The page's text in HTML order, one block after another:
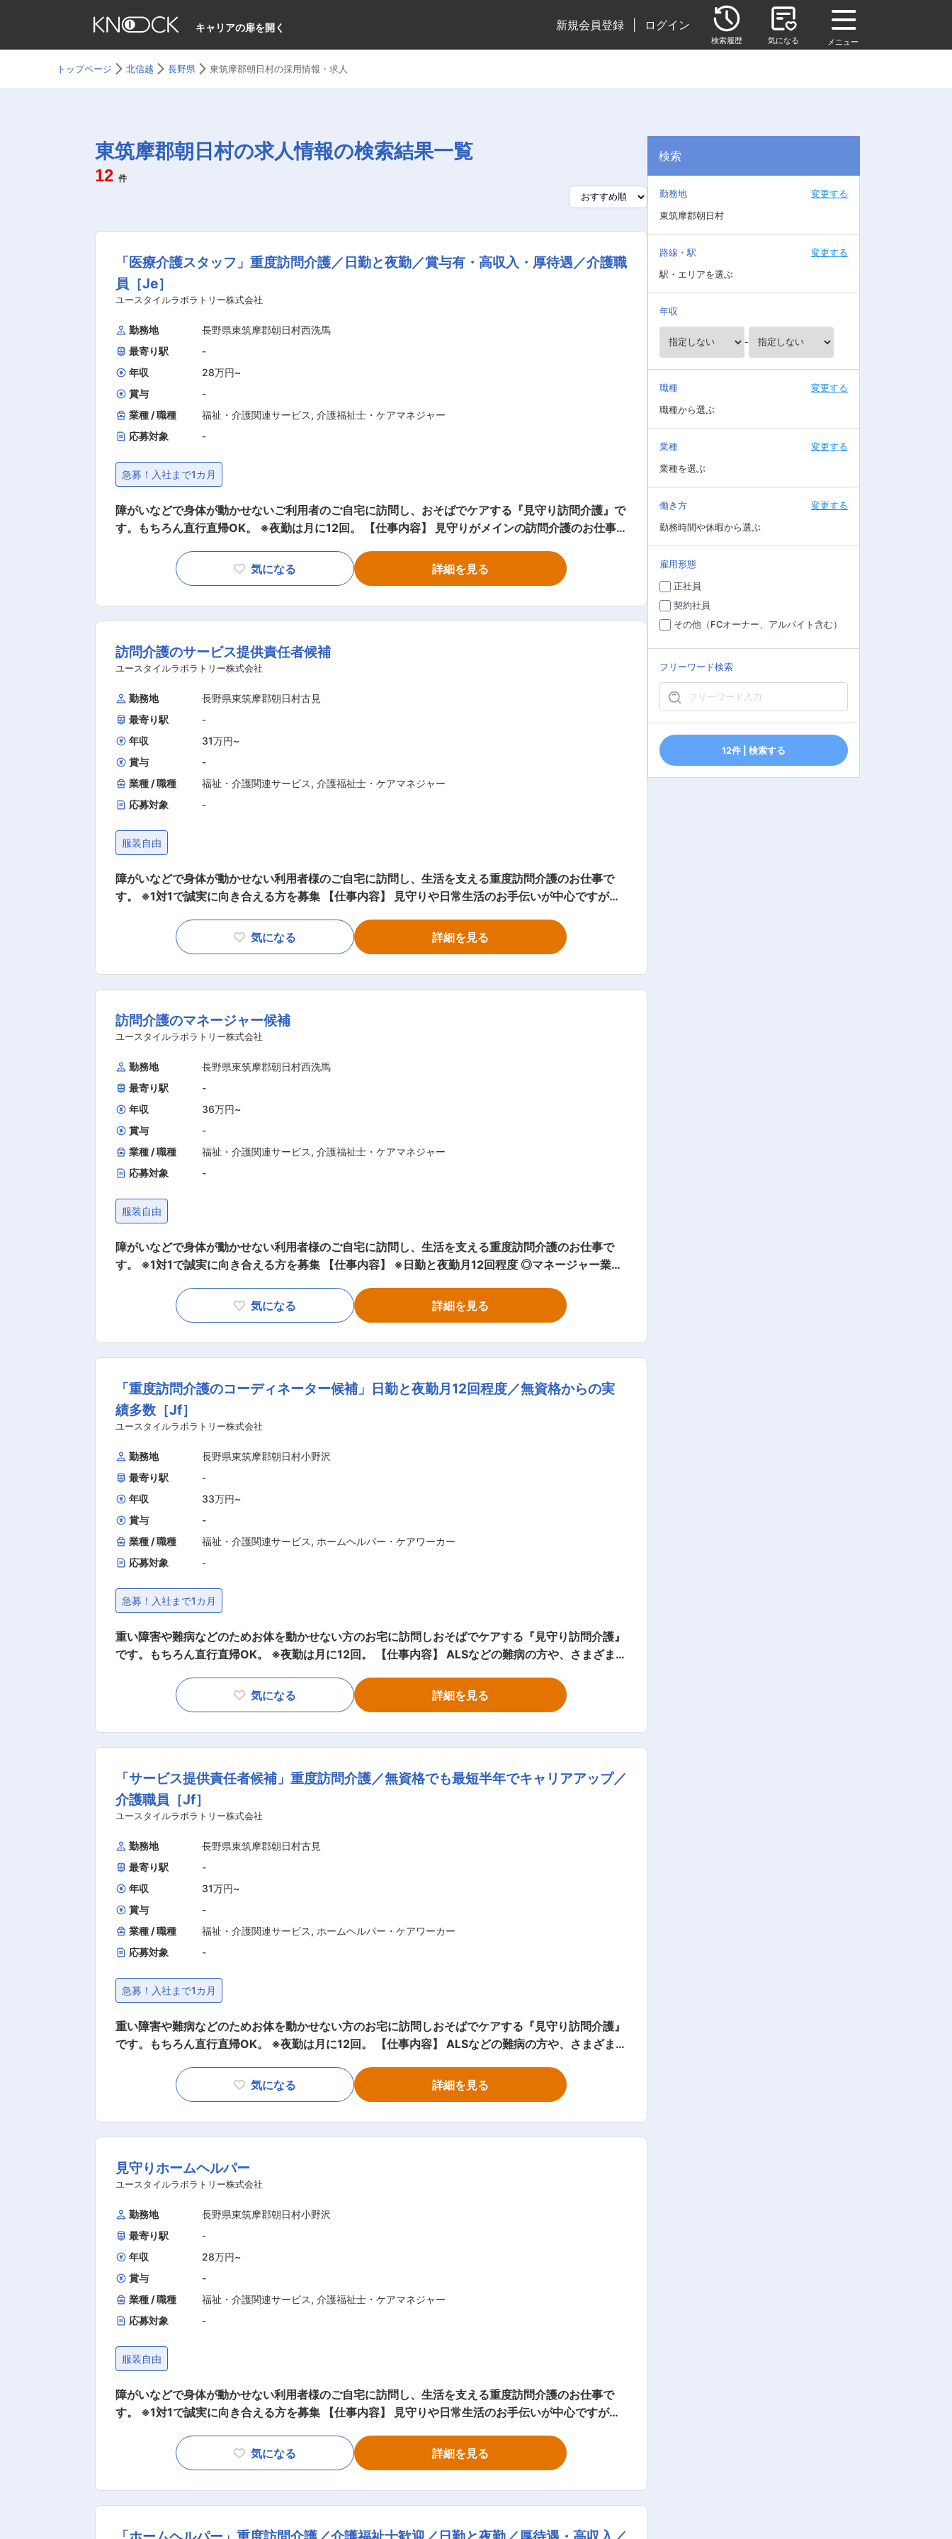
キャリアの扉を開く 新規会員登録 ログイン
検索履歴 気になる メニュー
トップページ 北信越 長野県 東筑摩郡朝日村の採用情報・求人
東筑摩郡朝日村の求人情報の検索結果一覧
12 件
「医療介護スタッフ」重度訪問介護／日勤と夜勤／賞与有・高収入・厚待遇／介護職
員［Je］
ユースタイルラボラトリー株式会社
勤務地
長野県東筑摩郡朝日村西洗馬
最寄り駅
-
年収
28万円~
賞与
-
業種 / 職種
福祉・介護関連サービス, 介護福祉士・ケアマネジャー
応募対象
-
急募！入社まで1カ月
障がいなどで身体が動かせないご利用者のご自宅に訪問し、おそばでケアする『見守り訪問介護』で
す。もちろん直行直帰OK。 ※夜勤は月に12回。 【仕事内容】 見守りがメインの訪問介護のお仕事
（洗濯、掃除、料理） ・身体介護： 起床・就寝・入浴・食事の介助 ・外出時の同行支援 ・介護記録
の記入 など ※詳細は面談時にお伝えします 介護スタッフのフォローなどサービス提供責任者と
／サービス記録、終了 ＜休憩・次の利用者宅へ移動＞ ◇14:00～／利用者宅到着・サービス開始 ◇
18:00～／サービス記録、終了 ・直行直帰OK 【夜勤】 ◇22:00～／サービス開始 ・就寝前後
・定時の体位交換 ・見守り ・痰吸引など ◇7:00～／ご利用者様起床 ◇8:00～／サービス記録、終
了 ・直行直帰OK ※担当する件数や、ご利用者様によって時間・サービスは異なります。 ＊＊ ここ
がオススメ！！ ＊＊ 【POINT1：続けやすい職場3種の神器】 厚待遇：賞与年2回はもちろん有給
休暇や完全週休二日制といった待遇も充実しています！ 職場環境：たくさんの人を一度にケアする
施設とは違い、お一人に寄り添いゆったりとしたオシゴト。また、関わるのはご利用者さんがメイン
なので人間関係で悩むこともありません。 給与：「今は良いけど将来を考えたら今の給与だと難し
いよな～」なんて思っていませんか？資格の取得などで給与UPのチャンス多数。最短半年で給与UP
した方もいます。 【POINT2：無料で取れる公的資格】 無料で「重度訪問介護従業者養成研修統合
課程」を取得できるから、無資格、未経験の方でもOK また、当社研修で「介護職員実務者研修」の
気になる 詳細を見る
訪問介護のサービス提供責任者候補
ユースタイルラボラトリー株式会社
勤務地
長野県東筑摩郡朝日村古見
最寄り駅
-
年収
31万円~
賞与
-
業種 / 職種
福祉・介護関連サービス, 介護福祉士・ケアマネジャー
応募対象
-
服装自由
障がいなどで身体が動かせない利用者様のご自宅に訪問し、生活を支える重度訪問介護のお仕事で
す。 ※1対1で誠実に向き合える方を募集 【仕事内容】 見守りや日常生活のお手伝いが中心ですが、
緒にお仕事をするスタッフさんのシフト管理や教育など働きやすい環境を整えるお仕事を主にお願い
します。 質問や相談などを気軽に受けられる頼られる社員さんとして活躍してください！ ■介護ス
う・腸ろう） など ※詳細は面談時にお伝えします ◎最初は先輩スタッフが必ず同行し、業務の
流れや注意点を徹底的に指導します。未経験の方もプロとして成長できます。
気になる 詳細を見る
訪問介護のマネージャー候補
ユースタイルラボラトリー株式会社
勤務地
長野県東筑摩郡朝日村西洗馬
最寄り駅
-
年収
36万円~
賞与
-
業種 / 職種
福祉・介護関連サービス, 介護福祉士・ケアマネジャー
応募対象
-
服装自由
障がいなどで身体が動かせない利用者様のご自宅に訪問し、生活を支える重度訪問介護のお仕事で
す。 ※1対1で誠実に向き合える方を募集 【仕事内容】 ※日勤と夜勤月12回程度 ◎マネージャー業務
いします。 質問や相談などを気軽に受けられる頼られる社員さんとして活躍してください！ ■サー
ビス提供管理 ■介護スタッフのフォロー・指導・育成・ケア ■ご家族との連絡 ■担当者会議への出
要が非常に高い「医療的ケア」ができるプロフェッショナルな介護士としても成長できます。 人の
役に立つ仕事をしていきたい方、お待ちしております！ ■見守り・対話：状態の変化に気を配りな
がらの安全管理 ■生活介助： 家事援助（洗濯、掃除、料理など） ■身体介護： 起床・就寝・入浴・
にお伝えします ◎最初は先輩スタッフが必ず同行し、業務の流れや注意点を徹底的に指導します。未
経験の方もプロとして成長できます。
気になる 詳細を見る
「重度訪問介護のコーディネーター候補」日勤と夜勤月12回程度／無資格からの実
績多数［Jf］
ユースタイルラボラトリー株式会社
勤務地
長野県東筑摩郡朝日村小野沢
最寄り駅
-
年収
33万円~
賞与
-
業種 / 職種
福祉・介護関連サービス, ホームヘルパー・ケアワーカー
応募対象
-
急募！入社まで1カ月
重い障害や難病などのためお体を動かせない方のお宅に訪問しおそばでケアする『見守り訪問介護』
です。もちろん直行直帰OK。 ※夜勤は月に12回。 【仕事内容】 ALSなどの難病の方や、さまざまな
とした訪問介護ケアのお仕事です。 ◎ケアスタッフ業務 障がい者の方、高齢者の方、一人ひとりに
必要なケアを行っていく、専門的な介護職です。 研修を通して、需要が非常に高い「医療的ケア」
腸ろう） ・介護記録の記入 など ◎サービス提供責任者・コーディネーター業務 一緒にお仕事をす
るスタッフさんのシフト管理や教育など働きやすい環境を整えるお仕事を主にお願いします。 質問
や相談などを気軽に受けられる頼られる社員さんとして活躍してください！ ・介護スタッフのフォ
シフト作成 ・ご利用者様ごとのチーム管理 ・非常勤スタッフの採用 など ※詳細は面談時にお伝
えします ◎働いている人のほとんどが無資格・未経験からスタート！！研修や仕事を覚えるまでは先
輩スタッフが同行するので安心！ ■━━━ 1日のスケジュール例 ━━━□ 【日勤】 ◇9:00～／サー
ビス開始 ・ベットから車いすへの移乗 ・お食事介助 ・外出援助など ◇13:00～／サービス記録、
ス記録、終了 ・直行直帰OK 【夜勤】 ◇22:00～／サービス開始 ・就寝前後の身支度ケア(歯磨
き、お着換え 等) ・就寝中の体位交換、痰吸引など ◇23:00～／ご利用者様就寝 ・定時の体位交換
※担当する件数や、ご利用者様によって時間・サービスは異なります。 ＊＊ ここがオススメ！！
「実務者研修」の取得が可能です。 資格取得で医療的ケアができるワンランク上の介護士さん
に！！ あなたの能力とやる気次第で スタッフ → サービスリーダー → サービス提供責任者 → コーデ
職場3種の神器】 厚待遇：賞与年2回はもちろん有給休暇や完全週休二日制といった待遇も充実して
気になる 詳細を見る
「サービス提供責任者候補」重度訪問介護／無資格でも最短半年でキャリアアップ／
介護職員［Jf］
ユースタイルラボラトリー株式会社
勤務地
長野県東筑摩郡朝日村古見
最寄り駅
-
年収
31万円~
賞与
-
業種 / 職種
福祉・介護関連サービス, ホームヘルパー・ケアワーカー
応募対象
-
急募！入社まで1カ月
重い障害や難病などのためお体を動かせない方のお宅に訪問しおそばでケアする『見守り訪問介護』
です。もちろん直行直帰OK。 ※夜勤は月に12回。 【仕事内容】 ALSなどの難病の方や、さまざまな
とした訪問介護ケアのお仕事です。 ◎ケアスタッフ業務 障がい者の方、高齢者の方、一人ひとりに
必要なケアを行っていく、専門的な介護職です。 研修を通して、需要が非常に高い「医療的ケア」
腸ろう） ・介護記録の記入 など ◎サービス提供責任者業務 一緒にお仕事をするスタッフさんのシ
フト管理や教育など働きやすい環境を整えるお仕事を主にお願いします。 質問や相談などを気軽に
ケア ・ご家族との連絡 ・担当者会議への出席 など ※詳細は面談時にお伝えします ◎働いている
人のほとんどが無資格・未経験からスタート！！研修や仕事を覚えるまでは先輩スタッフが同行する
ので安心！ ■━━━ 1日のスケジュール例 ━━━□ 【日勤】 ◇9:00～／サービス開始 ・ベットから
車いすへの移乗 ・お食事介助 ・外出援助など ◇13:00～／サービス記録、終了 ＜休憩・次の利用
者宅へ移動＞ ◇14:00～／利用者宅到着・サービス開始 ◇18:00～／サービス記録、終了 ・直行直
寝中の体位交換、痰吸引など ◇23:00～／ご利用者様就寝 ・定時の体位交換 ・見守り ・痰吸引など
◇7:00～／ご利用者様起床 ◇8:00～／サービス記録、終了 ・直行直帰OK ※担当する件数や、ご利
用者様によって時間・サービスは異なります。 ＊＊ ここがオススメ！！ ＊＊ 【POINT1：続けや
しています！ 職場環境：たくさんの人を一度にケアする施設とは違い、お一人に寄り添いゆったり
としたオシゴト。また、関わるのはご利用者さんがメインなので人間関係で悩むこともありません。
給与：「今は良いけど将来を考えたら今の給与だと難しいよな～」なんて思っていませんか？資格の
取得などで給与UPのチャンス多数。最短半年で給与UPした方もいます。 【POINT2：資格無料取得
とキャリアパス】 無料で「重度訪問介護従業者養成研修統合課程」や「実務者研修」の取得が可能
です。 資格を取得すれば スタッフ → サービスリーダー → サービス提供責任者 → コーディネーター
→ マネージャーになることも可能、上を目指しやすい会社です♪
気になる 詳細を見る
見守りホームヘルパー
ユースタイルラボラトリー株式会社
勤務地
長野県東筑摩郡朝日村小野沢
最寄り駅
-
年収
28万円~
賞与
-
業種 / 職種
福祉・介護関連サービス, 介護福祉士・ケアマネジャー
応募対象
-
服装自由
障がいなどで身体が動かせない利用者様のご自宅に訪問し、生活を支える重度訪問介護のお仕事で
す。 ※1対1で誠実に向き合える方を募集 【仕事内容】 見守りや日常生活のお手伝いが中心ですが、
変化に気を配りながらの安全管理 ■生活介助： 家事援助（洗濯、掃除、料理など） ■身体介護： 起
床・就寝・入浴・食事の介助など ■医療的ケア： たんの吸引、経管栄養（胃ろう・腸ろう） など
気になる 詳細を見る
検索
勤務地 変更する
東筑摩郡朝日村
路線・駅 変更する
駅・エリアを選ぶ
年収
-
職種 変更する
職種から選ぶ
業種 変更する
業種を選ぶ
働き方 変更する
勤務時間や休暇から選ぶ
雇用形態
正社員
契約社員
その他（FCオーナー、アルバイト含む）
フリーワード検索
12件 | 検索する